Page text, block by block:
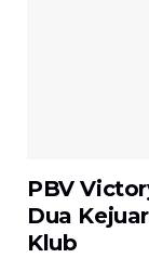
PBV
Dua
Klub